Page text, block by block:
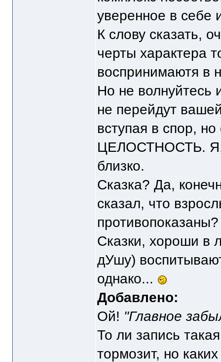
уверенное в себе
К слову сказать,
черты характера
воспринимаютя в
Но не волнуйтесь
не перейдут
вступая в спор,
ЦЕЛОСТНОСТЬ. Я,
близко.
Сказка? Да,
сказал, что
противопоказаны?
Сказки, хороши в
дУшу)
однако...
Добавлено:
Ой! "Главное
То ли запись
тормозит, но